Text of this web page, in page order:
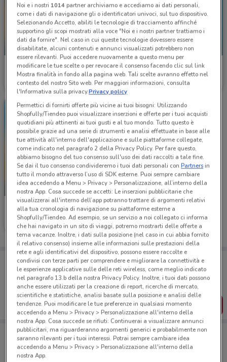
SCADE OGGI
McDonald's
Scade oggi 3.8 km
SCADE OGGI
McDonald's
Scade oggi
SCADE OGGI
McDonald's
Scade oggi 3.8 km
Porta DoveConviene sempre con te!
Puoi trovare le migliori offerte dei negozi vicino a te,
salvarle e creare la tua lista del risparmio, comodamente
dal tuo cellulare.
SCARICA L’APP
Negozi di Novità a Sesto Fiorentino
Noi e i nostri 1014partner archiviamo e accediamo ai dati personali,
come i dati di navigazione gli o identificatori univoci, sul tuo dispositivo.
Selezionando Accetto, abiliti le tecnologie di tracciamento affinché
supportino gli scopi mostrati alla voce "Noi e i nostri partner trattiamo i
dati da fornire". Nel caso in cui queste tecnologie dovessero essere
disabilitate, alcuni contenuti e annunci visualizzati potrebbero non
essere rilevanti. Puoi accedere nuovamente a questo menu per
modificare le tue scelte o per revocare il consenso facendo clic sul link
Mostra finalità in fondo alla pagina web. Tali scelte avranno effetto nel
contesto del nostro Sito web. Per maggiori informazioni, consulta
l'Informativa sulla privacy.Privacy policy
Permettici di fornirti offerte più vicine ai tuoi bisogni: Utilizzando
Shopfully/Tiendeo puoi visualizzare inserzioni e offerte per i tuoi acquisti
quotidiani più attinenti ai tuoi gusti e al tuo mondo. Tutto questo è
possibile grazie ad una serie di strumenti e analisi effettuate in base alle
tue attività all'interno dell'applicazione e sulle piattaforme collegate,
come indicato nel paragrafo 2 della Privacy Policy. Per fare questo,
abbiamo bisogno del tuo consenso sull'uso dei dati raccolti a tale fine.
Se dai il tuo consenso condivideremo i tuoi dati personali conPartnersin
tutto il mondo attraverso l’uso di SDK esterne. Puoi sempre cambiare
idea accedendo a Menu > Privacy > Personalizzazione, all’interno della
nostra App. Cosa succede se accetti: Le inserzioni pubblicitarie che
visualizzerai all'interno dell’app potranno trattare di argomenti relativi
alla tua cronologia di navigazione su piattaforme esterne a
Shopfully/Tiendeo. Ad esempio, se un servizio a noi collegato ci informa
che hai navigato in un sito di viaggi, potremo mostrarti delle offerte a
tema vacanze. Inoltre, i dati sulla posizione (nel caso in cui abbia fornito
il relativo consenso) insieme alle informazioni sulle prestazioni della
rete e agli identificativi del dispositivo, possono essere raccolte e
condivisi con terze parti per comprendere e migliorare la connettività e
le esperienze applicative sulle delle reti wireless, come meglio indicato
nel paragrafo 13.b della nostra Privacy Policy. Inoltre, i tuoi dati possono
anche essere utilizzati per la creazione di report, ricerche di mercato,
scientifiche e statistiche, analisi basate sulla posizione e analisi delle
tendenze. Puoi modificare le tue preferenze in qualsiasi momento
accedendo a Menu > Privacy > Personalizzazione all'interno della
nostra App. Cosa succede se rifiuti: Continuerai a visualizzare annunci
pubblicitari, ma riguarderanno argomenti generici e probabilmente non
saranno rilevanti per i tuoi interessi. Potrai sempre cambiare idea
accedendo a Menu > Privacy > Personalizzazione all'interno della
nostra App.